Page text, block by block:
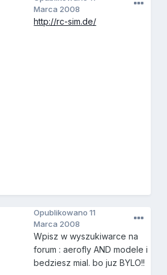
Marca 2008
http://rc-sim.de/
Opublikowano11
Marca 2008
Wpisz w wyszukiwarce na
forum : aerofly AND modele i
bedziesz mial. bo juz BYLO!!